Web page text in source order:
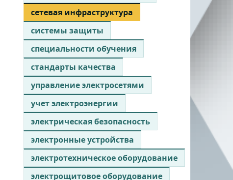
сетевая инфраструктура
системы защиты
специальности обучения
стандарты качества
управление электросетями
учет электроэнергии
электрическая безопасность
электронные устройства
электротехническое оборудование
электрощитовое оборудование